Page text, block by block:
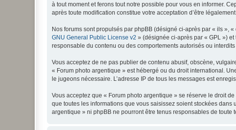
à tout moment et ferons tout notre possible pour vous en informer.
après toute modification constitue votre acceptation d’être
Nos forums sont propulsés par phpBB (désigné ci-après par « ils »,
GNU General Public License v2 » (désignée ci-après par « GPL »)
responsable du contenu ou des comportements autorisés ou
Vous acceptez de ne pas publier de contenu abusif, obscène,
« Forum photo argentique » est hébergé ou du droit international.
le jugeons nécessaire. L’adresse IP de tous les messages est
Vous acceptez que « Forum photo argentique » se réserve le droit
que toutes les informations que vous saisissez soient stockées
argentique » ni phpBB ne pourront être tenus responsables de